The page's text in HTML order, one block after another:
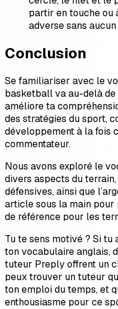
partir en touche ou
adverse sans
Conclusion
Se familiariser avec le
basketball va au-delà
améliore ta
des stratégies du sport,
développement à la fois
commentateur.
Nous avons exploré le
divers aspects du
défensives, ainsi que
article sous la main
de référence pour les
Tu te sens motivé ? Si
ton vocabulaire anglais,
tuteur Preply offrent un
peux trouver un tuteur
ton emploi du temps, et
enthousiasme pour ce